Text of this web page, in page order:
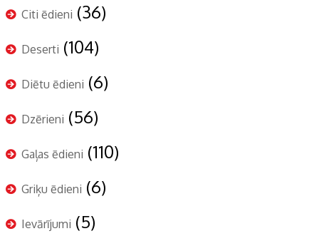
Citi ēdieni (36)
Deserti (104)
Diētu ēdieni (6)
Dzērieni (56)
Gaļas ēdieni (110)
Griķu ēdieni (6)
Ievārījumi (5)